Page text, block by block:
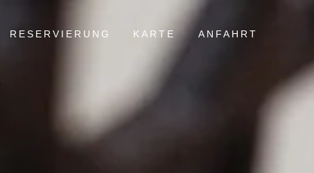
RESERVIERUNG KARTE ANFAHRT